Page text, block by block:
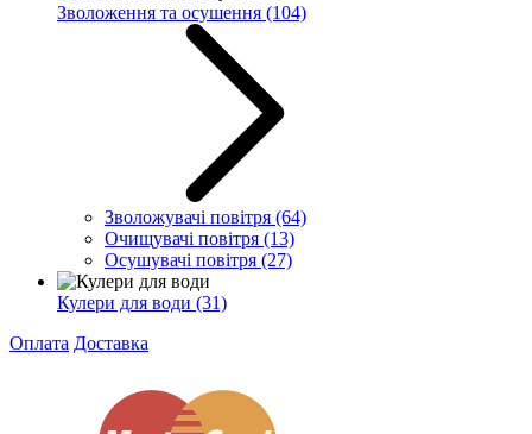
Зволоження та осушення (104)
Зволожувачі повітря (64)
Очищувачі повітря (13)
Осушувачі повітря (27)
Кулери для води (31)
Оплата Доставка